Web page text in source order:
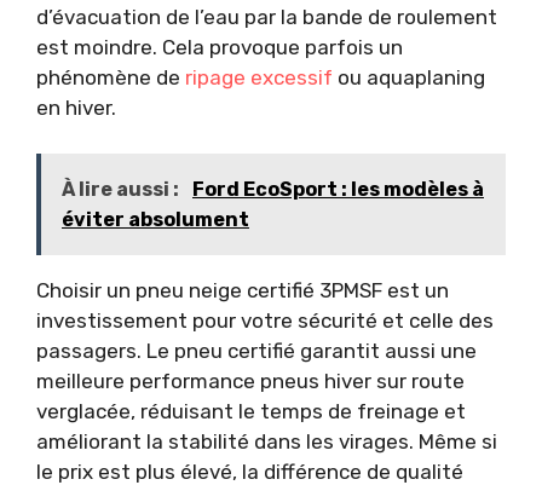
d’évacuation de l’eau par la bande de roulement
est moindre. Cela provoque parfois un
phénomène de ripage excessif ou aquaplaning
en hiver.
À lire aussi :
Ford EcoSport : les modèles à
éviter absolument
Choisir un pneu neige certifié 3PMSF est un
investissement pour votre sécurité et celle des
passagers. Le pneu certifié garantit aussi une
meilleure performance pneus hiver sur route
verglacée, réduisant le temps de freinage et
améliorant la stabilité dans les virages. Même si
le prix est plus élevé, la différence de qualité